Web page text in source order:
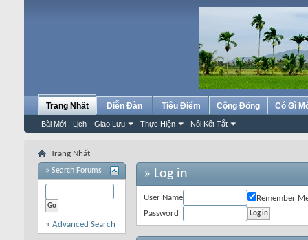
Trang Nhất
Bài Mới Lịch Giao Lưu Thực Hiện Nối Kết Tắt
Diễn Đàn Tiêu Điểm Cộng Đồng Có Gì
Trang Nhất
» Search Forums
» Advanced Search
» Log in
User Name
Remember
Password